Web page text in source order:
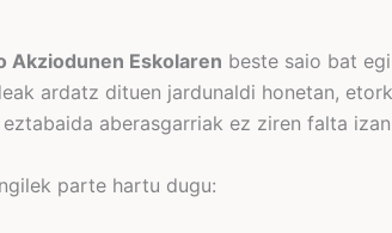
Akziodunen Eskolaren beste saio bat
ardatz dituen jardunaldi honetan,
aberasgarriak ez ziren falta
parte hartu dugu: